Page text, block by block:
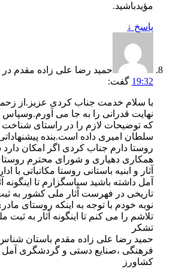
مؤیدباشید.
پاسخ ↓
حمید رضا علی زاده مقدم در
19:32 گفت:
با سلام خدمت جناب کردی عزیز.از
نهایت قدرانی را به جا می آورم.وسپاس
که توضیحات لازم را در راستای شناخت
سلطان امیری داده است.بنده
روستا دارم جناب کردی اگر امکان
همکاری دهیاری و شورای محترم روستای
آثار و ابنیه باستانی روستا مکاتباتی با
آمل داشته باشید سپاسگزارم تا اینگونه
تاریخی در فهرست آثار ملی کشور به
نوبه خودم با توجه به اینکه روستای
تلاشم را می کنم تا اینگونه آثار به ثبت
تشکر
حمید رضا علی زاده مقدم باستان شناس
فرهنگی ،صنایع دستی و گردشگری آمل
کشاورز